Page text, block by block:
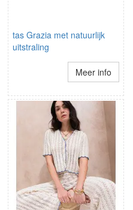
tas Grazia met natuurlijk
uitstraling
Meer info